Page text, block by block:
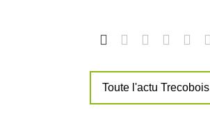
Toute l'actu Trecobois